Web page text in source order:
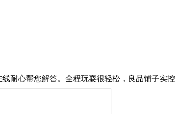
耐心帮您解答。全程玩耍很轻松，良品铺子实控